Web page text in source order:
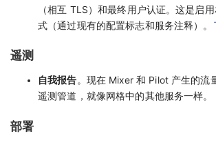
（相互 TLS）和最终用户认证。这是启
式（通过现有的配置标志和服务注释）。
遥测
自我报告。现在 Mixer 和 Pilot 产生的流
遥测管道，就像网格中的其他服务一样。
部署